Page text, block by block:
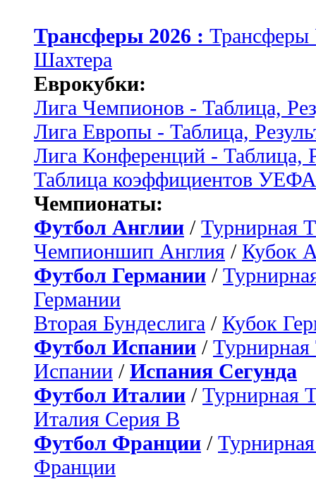
Трансферы 2026 :
Шахтера
Еврокубки:
Лига Чемпионов - Таблица,
Лига Европы - Таблица,
Лига Конференций - Таблица,
Таблица коэффициентов УЕФА
Чемпионаты:
Футбол Англии / Турнирная
Чемпионшип Англия / Кубок
Футбол Германии /
Германии
Вторая Бундеслига / Кубок
Футбол Испании / Турнирная
Испании / Испания Сегунда
Футбол Италии / Турнирная
Италия Серия B
Футбол Франции /
Франции